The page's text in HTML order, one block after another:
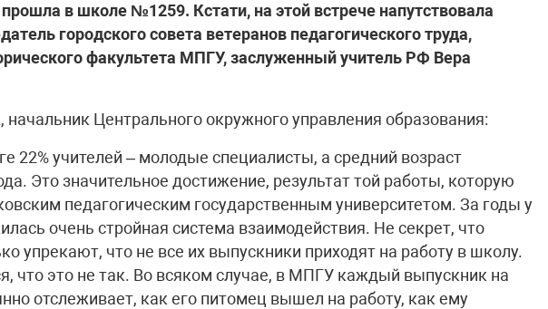
в школе №1259. Кстати, на этой встрече напутствовала
городского совета ветеранов педагогического труда,
факультета МПГУ, заслуженный учитель РФ Вера
Центрального окружного управления образования:
22% учителей – молодые специалисты, а средний возраст
Это значительное достижение, результат той работы, которую
педагогическим государственным университетом. За годы у
очень стройная система взаимодействия. Не секрет, что
упрекают, что не все их выпускники приходят на работу в школу.
что это не так. Во всяком случае, в МПГУ каждый выпускник на
отслеживает, как его питомец вышел на работу, как ему